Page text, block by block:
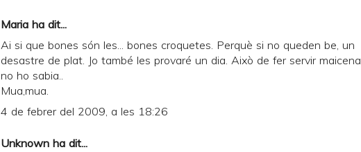
Maria ha dit...
Ai si que bones són les... bones croquetes. Perquè si no queden be, un
desastre de plat. Jo també les provaré un dia. Això de fer servir maicena
no ho sabia..
Mua,mua.
4 de febrer del 2009, a les 18:26
Unknown ha dit...